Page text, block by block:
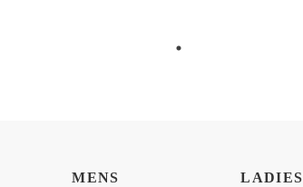
MENS LADIES